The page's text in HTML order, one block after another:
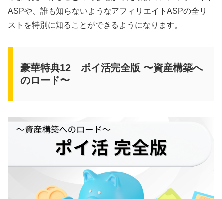
ASPや、誰も知らないようなアフィリエイトASPの全リ
ストを特別に知ることができるようになります。
豪華特典12 ポイ活完全版 〜資産構築へ
のロード〜